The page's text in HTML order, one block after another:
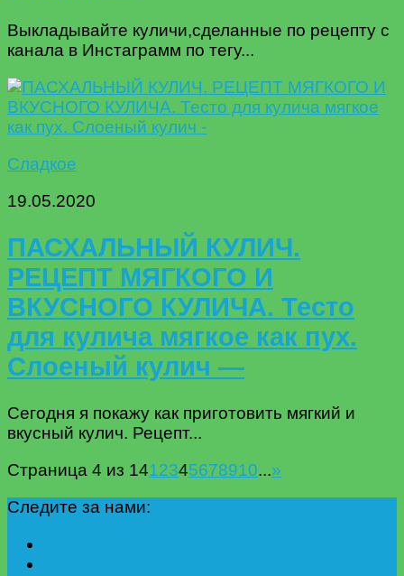
Выкладывайте куличи,сделанные по рецепту с
канала в Инстаграмм по тегу...
Сладкое
19.05.2020
ПАСХАЛЬНЫЙ КУЛИЧ.
РЕЦЕПТ МЯГКОГО И
ВКУСНОГО КУЛИЧА. Тесто
для кулича мягкое как пух.
Слоеный кулич —
Сегодня я покажу как приготовить мягкий и
вкусный кулич. Рецепт...
Страница 4 из 1412345678910...»
Следите за нами: